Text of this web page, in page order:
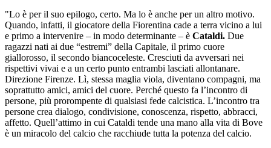
"Lo è per il suo epilogo, certo. Ma lo è anche per un altro motivo.
Quando, infatti, il giocatore della Fiorentina cade a terra vicino a lui
e primo a intervenire – in modo determinante – è Cataldi. Due
ragazzi nati ai due “estremi” della Capitale, il primo cuore
giallorosso, il secondo biancoceleste. Cresciuti da avversari nei
rispettivi vivai e a un certo punto entrambi lasciati allontanare.
Direzione Firenze. Lì, stessa maglia viola, diventano compagni, ma
soprattutto amici, amici del cuore. Perché questo fa l’incontro di
persone, più prorompente di qualsiasi fede calcistica. L’incontro tra
persone crea dialogo, condivisione, conoscenza, rispetto, abbracci,
affetto. Quell’attimo in cui Cataldi tende una mano alla vita di Bove
è un miracolo del calcio che racchiude tutta la potenza del calcio.